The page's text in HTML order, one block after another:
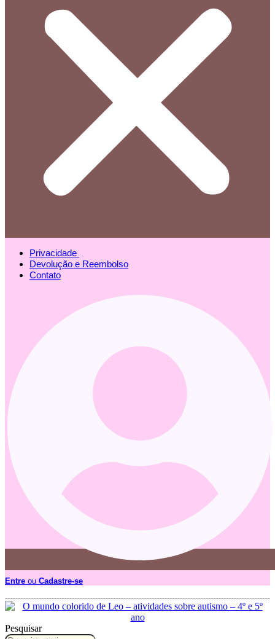
Privacidade
Devolução e Reembolso
Contato
Entre ou Cadastre-se
Pesquisar